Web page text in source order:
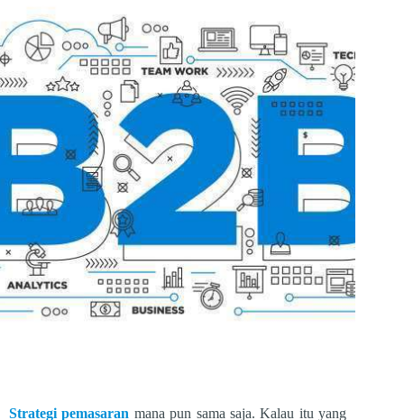
Strategi pemasaran mana pun sama saja. Kalau itu yang